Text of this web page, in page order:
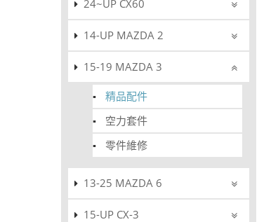
24~UP CX60
14-UP MAZDA 2
15-19 MAZDA 3
精品配件
空力套件
零件維修
13-25 MAZDA 6
15-UP CX-3